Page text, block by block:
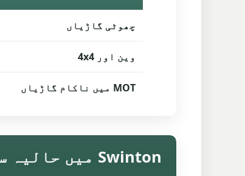
چھوٹی گاڑیاں
وین اور 4x4
MOT میں ناکام گاڑیاں
Swinton میں حالیہ سکریپ گاڑی کی قیمتیں